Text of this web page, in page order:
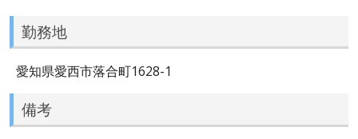
勤務地
愛知県愛西市落合町1628-1
備考